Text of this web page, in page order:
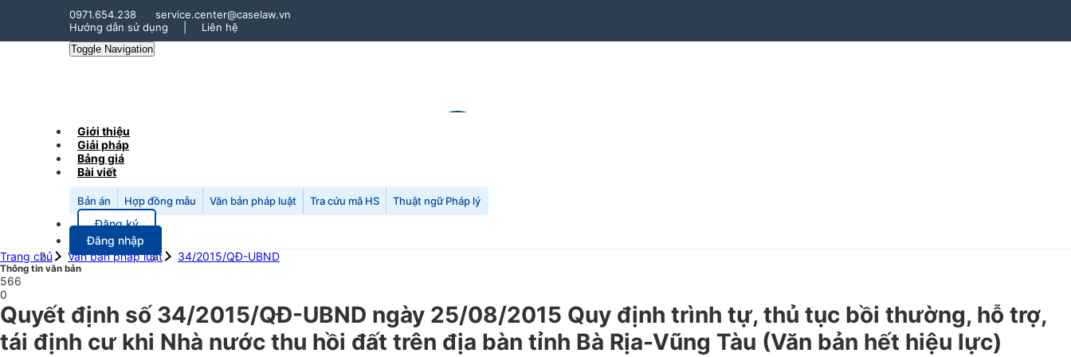
0971.654.238
service.center@caselaw.vn
Hướng dẫn sử dụng
Liên hệ
Toggle Navigation
Giới thiệu
Giải pháp
Bảng giá
Bài viết
Bản án Hợp đồng mẫu Văn bản pháp luật Tra cứu mã HS Thuật ngữ Pháp lý
Đăng ký
Đăng nhập
Trang chủ
Văn bản pháp luật 34/2015/QĐ-UBND
Thông tin văn bản
566
0
Quyết định số 34/2015/QĐ-UBND ngày 25/08/2015 Quy định trình tự, thủ tục bồi thường, hỗ trợ,
tái định cư khi Nhà nước thu hồi đất trên địa bàn tỉnh Bà Rịa-Vũng Tàu (Văn bản hết hiệu lực)